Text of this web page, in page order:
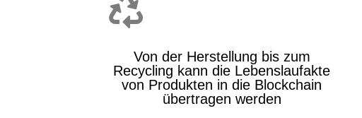

Von der Herstellung bis zum
Recycling kann die Lebenslaufakte
von Produkten in die Blockchain
übertragen werden